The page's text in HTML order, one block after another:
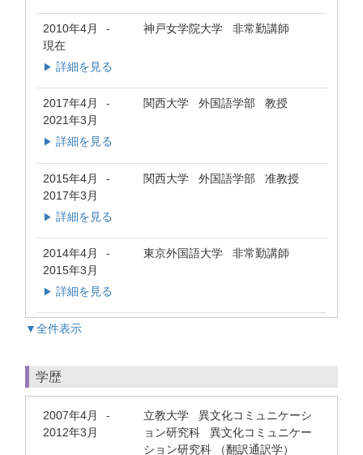
2010年4月 -
現在
神戸女学院大学 非常勤講師
▶ 詳細を見る
2017年4月 -
2021年3月
関西大学 外国語学部 教授
▶ 詳細を見る
2015年4月 -
2017年3月
関西大学 外国語学部 准教授
▶ 詳細を見る
2014年4月 -
2015年3月
東京外国語大学 非常勤講師
▶ 詳細を見る
▼全件表示
学歴
2007年4月 -
2012年3月
立教大学 異文化コミュニケーシ
ョン研究科 異文化コミュニケー
ション研究科 （翻訳通訳学）